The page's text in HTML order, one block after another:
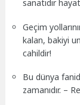
sanatıdır
Geçim
kalan, bakiyi
cahildir!
Bu dünya
zamanıdır. –